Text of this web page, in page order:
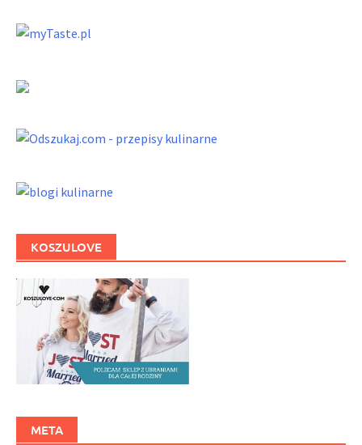
KOSZULOVE
META